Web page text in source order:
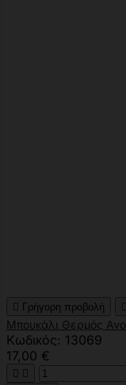
 Γρήγορη προβολή 
Μπουκάλι Θερμός
Κωδικός: 13069
17,00 €
 